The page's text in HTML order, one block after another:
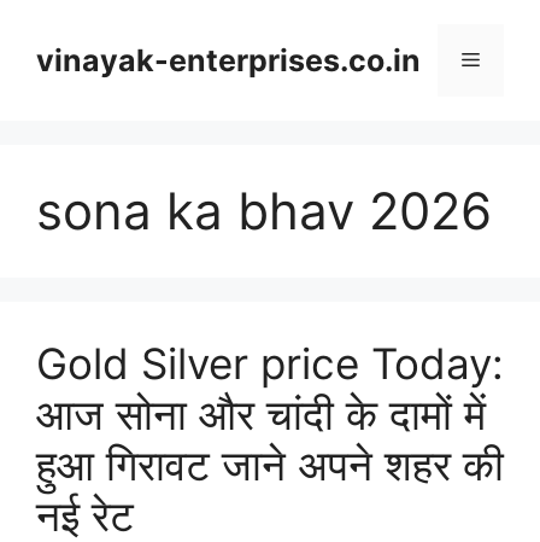
contentvinayak-enterprises.co.in Menu
sona ka bhav 2026
Gold Silver price Today:
आज सोना और चांदी के दामों में
हुआ गिरावट जाने अपने शहर की
नई रेट